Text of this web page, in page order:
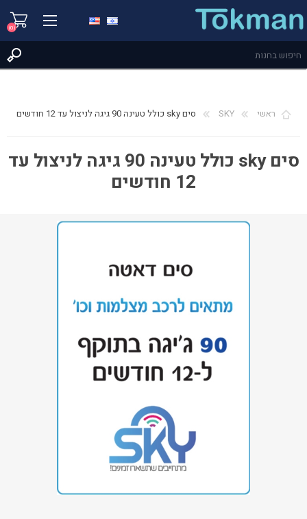
(0)
ראשי SKY סים sky כולל טעינה 90 גיגה לניצול עד 12 חודשים
סים sky כולל טעינה 90 גיגה לניצול עד
12 חודשים